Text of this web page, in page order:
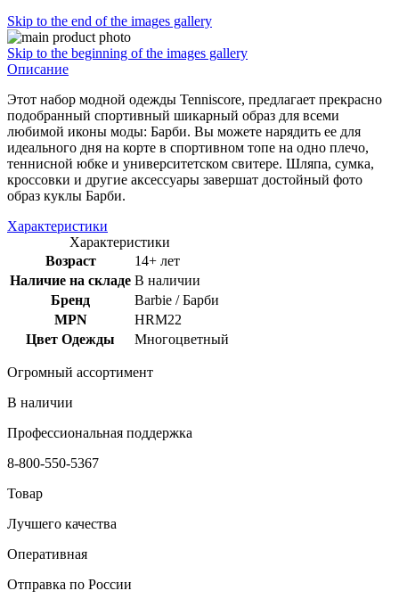
Skip to the end of the images gallery
Skip to the beginning of the images gallery
Описание
Этот набор модной одежды Tenniscore, предлагает прекрасно
подобранный спортивный шикарный образ для всеми
любимой иконы моды: Барби. Вы можете нарядить ее для
идеального дня на корте в спортивном топе на одно плечо,
теннисной юбке и университетском свитере. Шляпа, сумка,
кроссовки и другие аксессуары завершат достойный фото
образ куклы Барби.
Характеристики
Характеристики
Возраст
14+ лет
Наличие на складе В наличии
Бренд
Barbie / Барби
MPN
HRM22
Цвет Одежды
Многоцветный
Огромный ассортимент
В наличии
Профессиональная поддержка
8-800-550-5367
Товар
Лучшего качества
Оперативная
Отправка по России